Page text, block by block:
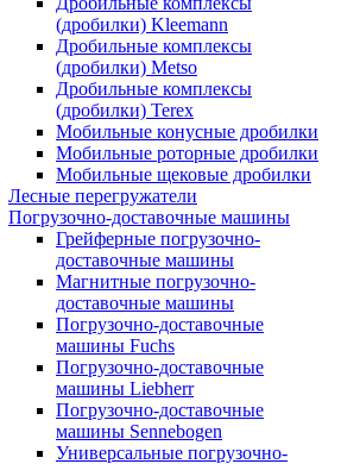
(дробилки) Kleemann
Дробильные комплексы
(дробилки) Metso
Дробильные комплексы
(дробилки) Terex
Мобильные конусные дробилки
Мобильные роторные дробилки
Мобильные щековые дробилки
Лесные перегружатели
Погрузочно-доставочные машины
Грейферные погрузочно-
доставочные машины
Магнитные погрузочно-
доставочные машины
Погрузочно-доставочные
машины Fuchs
Погрузочно-доставочные
машины Liebherr
Погрузочно-доставочные
машины Sennebogen
Универсальные погрузочно-